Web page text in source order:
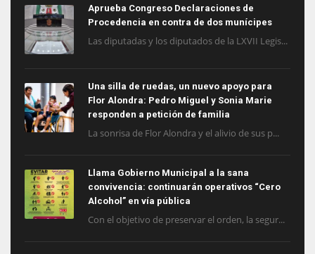
Aprueba Congreso Declaraciones de
Procedencia en contra de dos munícipes
Las diputadas y los diputados de la LXVII Legis...
Una silla de ruedas, un nuevo apoyo para
Flor Alondra: Pedro Miguel y Sonia Marie
responden a petición de familia
La sonrisa de Flor Alondra y el alivio de sus p...
Llama Gobierno Municipal a la sana
convivencia: continuarán operativos “Cero
Alcohol” en vía pública
Con el objetivo de preservar el orden, la segur...